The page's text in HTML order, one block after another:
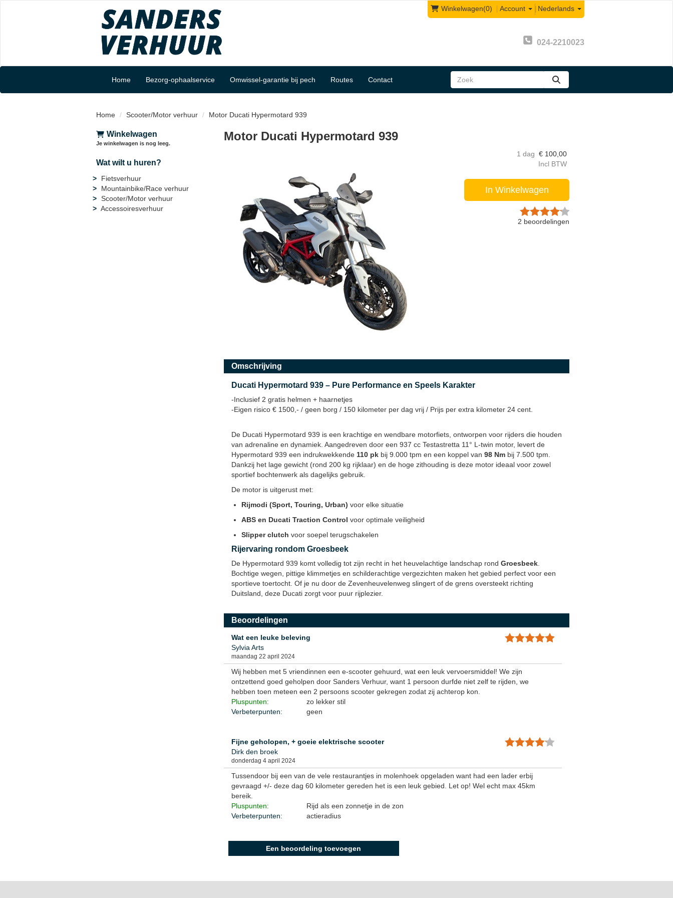
Winkelwagen(0) Account | Nederlands
024-2210023
Home Bezorg-ophaalservice Omwissel-garantie bij pech Routes Contact
zoeken
Home Scooter/Motor verhuur Motor Ducati Hypermotard 939
Winkelwagen
Je winkelwagen is nog leeg.
Wat wilt u huren?
Fietsverhuur
Mountainbike/Race verhuur
Scooter/Motor verhuur
Accessoiresverhuur
Motor Ducati Hypermotard 939
1 dag € 100,00
Incl BTW
In Winkelwagen
2 beoordelingen
Omschrijving
Ducati Hypermotard 939 – Pure Performance en Speels Karakter
-Inclusief 2 gratis helmen + haarnetjes
-Eigen risico € 1500,- / geen borg / 150 kilometer per dag vrij / Prijs per extra kilometer 24 cent.
De Ducati Hypermotard 939 is een krachtige en wendbare motorfiets, ontworpen voor rijders die houden
van adrenaline en dynamiek. Aangedreven door een 937 cc Testastretta 11° L-twin motor, levert de
Hypermotard 939 een indrukwekkende 110 pk bij 9.000 tpm en een koppel van 98 Nm bij 7.500 tpm.
Dankzij het lage gewicht (rond 200 kg rijklaar) en de hoge zithouding is deze motor ideaal voor zowel
sportief bochtenwerk als dagelijks gebruik.
De motor is uitgerust met:
Rijmodi (Sport, Touring, Urban) voor elke situatie
ABS en Ducati Traction Control voor optimale veiligheid
Slipper clutch voor soepel terugschakelen
Rijervaring rondom Groesbeek
De Hypermotard 939 komt volledig tot zijn recht in het heuvelachtige landschap rond Groesbeek
Bochtige wegen, pittige klimmetjes en schilderachtige vergezichten maken het gebied perfect voor een
sportieve toertocht. Of je nu door de Zevenheuvelenweg slingert of de grens oversteekt richting
Duitsland, deze Ducati zorgt voor puur rijplezier.
Beoordelingen
Wat een leuke beleving
Sylvia Arts
maandag 22 april 2024
Wij hebben met 5 vriendinnen een e-scooter gehuurd, wat een leuk vervoersmiddel! We zijn
ontzettend goed geholpen door Sanders Verhuur, want 1 persoon durfde niet zelf te rijden, we
hebben toen meteen een 2 persoons scooter gekregen zodat zij achterop kon.
Pluspunten:
zo lekker stil
Verbeterpunten:
geen
Fijne geholopen, + goeie elektrische scooter
Dirk den broek
donderdag 4 april 2024
Tussendoor bij een van de vele restaurantjes in molenhoek opgeladen want had een lader erbij
gevraagd +/- deze dag 60 kilometer gereden het is een leuk gebied. Let op! Wel echt max 45km
bereik.
Pluspunten:
Rijd als een zonnetje in de zon
Verbeterpunten:
actieradius
Een beoordeling toevoegen